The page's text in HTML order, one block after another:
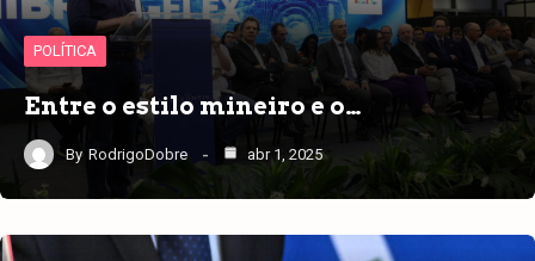
POLÍTICA
Entre o estilo mineiro e o…
By RodrigoDobre abr 1, 2025